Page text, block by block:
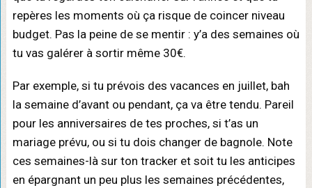
repères les moments où ça risque de coincer niveau
budget. Pas la peine de se mentir : y’a des semaines où
tu vas galérer à sortir même 30€.
Par exemple, si tu prévois des vacances en juillet, bah
la semaine d’avant ou pendant, ça va être tendu. Pareil
pour les anniversaires de tes proches, si t’as un
mariage prévu, ou si tu dois changer de bagnole. Note
ces semaines-là sur ton tracker et soit tu les anticipes
en épargnant un peu plus les semaines précédentes,